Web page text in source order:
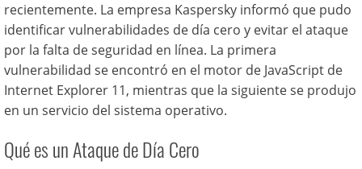
recientemente. La empresa Kaspersky informó que pudo
identificar vulnerabilidades de día cero y evitar el ataque
por la falta de seguridad en línea. La primera
vulnerabilidad se encontró en el motor de JavaScript de
Internet Explorer 11, mientras que la siguiente se produjo
en un servicio del sistema operativo.
Qué es un Ataque de Día Cero